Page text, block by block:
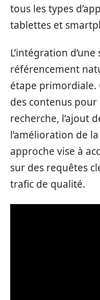
tous les types
tablettes et
L’intégration
référencement
étape primordiale.
des contenus
recherche, l’ajout
l’amélioration de
approche vise à
sur des requêtes
trafic de qualité.